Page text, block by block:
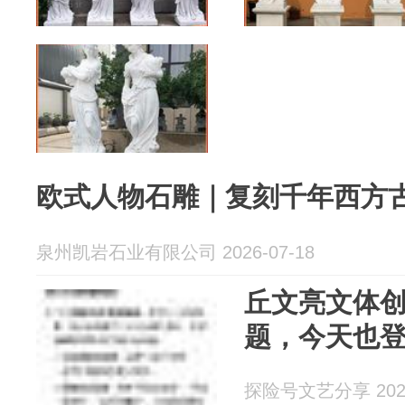
欧式人物石雕｜复刻千年西方
泉州凯岩石业有限公司 2026-07-18
丘文亮文体
题，今天也
探险号文艺分享